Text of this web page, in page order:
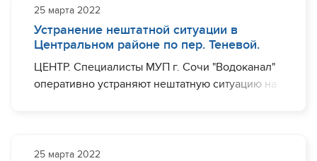
наблюдаться (частично) в посёлке Мирный.
Завершить необходимый комплекс работ
планируется до 17:00.
Устранение нештатной ситуации в
Центральном районе по пер. Теневой.
25 марта 2022
ЦЕНТР. Специалисты МУП г. Сочи "Водоканал"
оперативно устраняют нештатную ситуацию на
(частично) ул. Яблочная, пер. Теневой.
25 марта 2022